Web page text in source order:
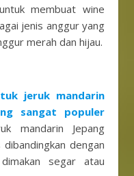
membuat wine
jenis anggur yang
merah dan hijau.
jeruk mandarin
sangat populer
mandarin Jepang
dengan
segar atau